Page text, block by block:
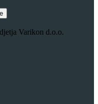
Varikon d.o.o.